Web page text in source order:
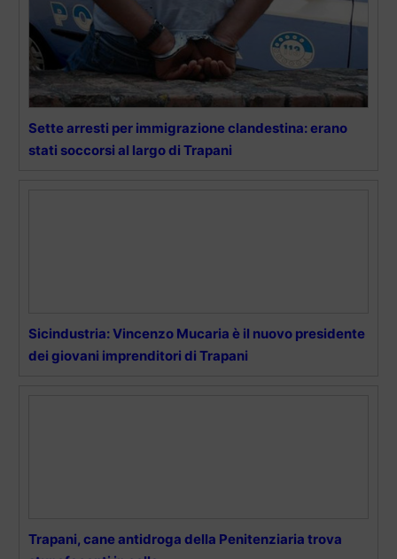
Sette arresti per immigrazione clandestina: erano
stati soccorsi al largo di Trapani
Sicindustria: Vincenzo Mucaria è il nuovo presidente
dei giovani imprenditori di Trapani
Trapani, cane antidroga della Penitenziaria trova